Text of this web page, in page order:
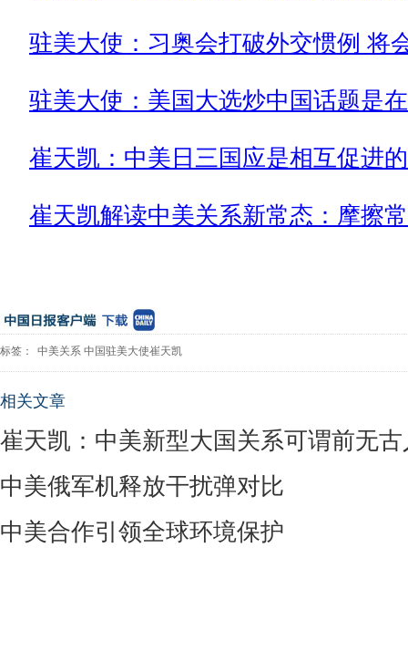
驻美大使：习奥会打破外交惯例 将
驻美大使：美国大选炒中国话题是
崔天凯：中美日三国应是相互促进
崔天凯解读中美关系新常态：摩擦
标签： 中美关系 中国驻美大使崔天凯
相关文章
崔天凯：中美新型大国关系可谓前无
中美俄军机释放干扰弹对比
中美合作引领全球环境保护